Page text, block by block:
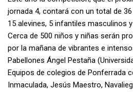
jornada 4, contará con un total de
15 alevines, 5 infantiles masculinos
Cerca de 500 niños y niñas serán
por la mañana de vibrantes e
Pabellones Ángel Pestaña
Equipos de colegios de Ponferrada
Inmaculada, Jesús Maestro,